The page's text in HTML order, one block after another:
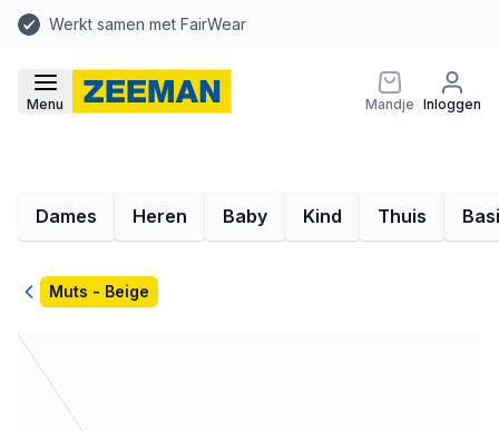
Werkt samen met FairWear
Menu Mandje Inloggen
Dames Heren Baby Kind Thuis
TerugMuts - Beige